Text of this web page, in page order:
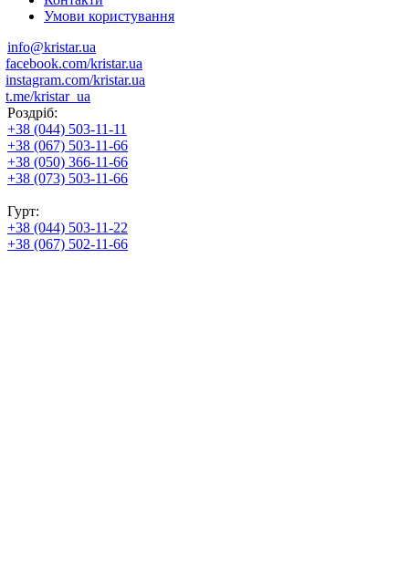
Умови користування
info@kristar.ua
facebook.com/kristar.ua
instagram.com/kristar.ua
t.me/kristar_ua
Роздріб:
+38 (044) 503-11-11
+38 (067) 503-11-66
+38 (050) 366-11-66
+38 (073) 503-11-66
Гурт:
+38 (044) 503-11-22
+38 (067) 502-11-66